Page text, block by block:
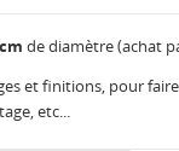
de diamètre (achat
et finitions, pour
etc...